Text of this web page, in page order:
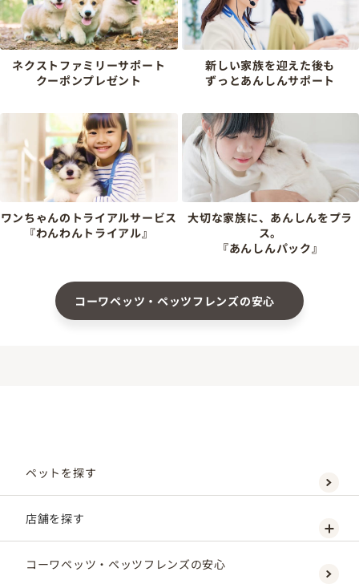
ネクストファミリーサポート
クーポンプレゼント
新しい家族を迎えた後も
ずっとあんしんサポート
ワンちゃんのトライアルサービス
『わんわんトライアル』
大切な家族に、あんしんをプラ
ス。
『あんしんパック』
コーワペッツ・ペッツフレンズの安心
ペットを探す
店舗を探す
コーワペッツ・ペッツフレンズの安心